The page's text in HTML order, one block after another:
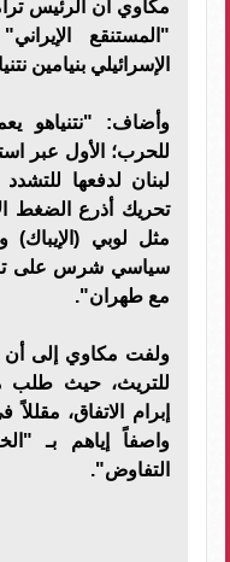
مكاوي أن الرئيس
"المستنقع
الإسرائيلي بنيامين
وأضاف: "نتنياهو
للحرب؛ الأول عبر
لبنان لدفعها
تحريك أذرع الضغط
مثل لوبي
سياسي شرس على
مع طهران".
ولفت مكاوي إلى أن
للتريث، حيث طلب
إبرام الاتفاق،
واصفاً إياهم بـ
التفاوض".